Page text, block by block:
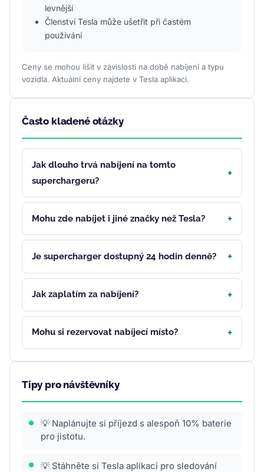
levnější
Členství Tesla může ušetřit při častém
používání
Ceny se mohou lišit v závislosti na době nabíjení a typu
vozidla. Aktuální ceny najdete v Tesla aplikaci.
Často kladené otázky
Jak dlouho trvá nabíjení na tomto
superchargeru?
Mohu zde nabíjet i jiné značky než Tesla?
Je supercharger dostupný 24 hodin denně?
Jak zaplatím za nabíjení?
Mohu si rezervovat nabíjecí místo?
Tipy pro návštěvníky
💡 Naplánujte si příjezd s alespoň 10% baterie
pro jistotu.
💡 Stáhněte si Tesla aplikaci pro sledování